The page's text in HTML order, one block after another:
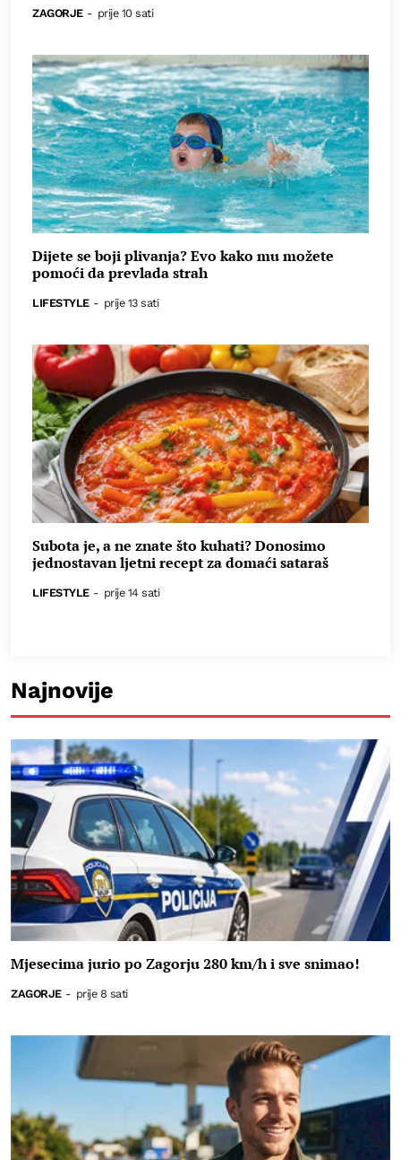
ZAGORJE - prije 10 sati
Dijete se boji plivanja? Evo kako mu možete
pomoći da prevlada strah
LIFESTYLE - prije 13 sati
Subota je, a ne znate što kuhati? Donosimo
jednostavan ljetni recept za domaći sataraš
LIFESTYLE - prije 14 sati
Najnovije
Mjesecima jurio po Zagorju 280 km/h i sve snimao!
ZAGORJE - prije 8 sati